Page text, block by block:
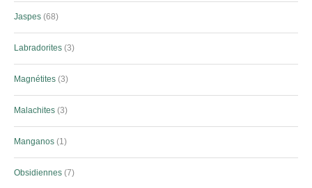
Jaspes 68
Labradorites 3
Magnétites 3
Malachites 3
Manganos 1
Obsidiennes 7